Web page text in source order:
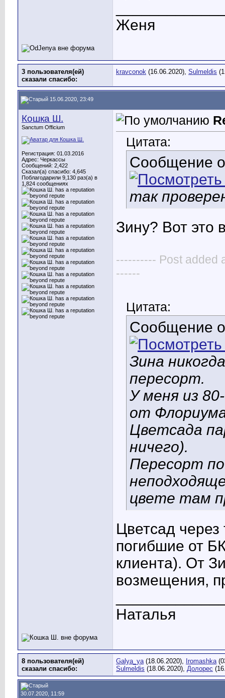
Женя
3 пользователя(ей)
сказали cпасибо:
kravconok (16.06.2020), Sulmeldis
15.06.2020, 23:49
Кошка Ш.
Sanctum Officium
Регистрация: 01.03.2016
Адрес: Черкассы
Сообщений: 2,422
Сказал(а) спасибо: 4,645
Поблагодарили 9,130 раз(а) в
1,824 сообщениях
Цитата:
Сообщение
так
Зину? Вот это
---------- Post added
------
Цитата:
Сообщение
Зина
пересорт.
У меня из
от
Цветсада
ничего).
Пересорт
цвете там
Цветсад
погибшие от
клиента). От
возмещения,
Наталья
8 пользователя(ей)
сказали cпасибо:
Galya_ya(18.06.2020), Iromashka
Sulmeldis (18.06.2020), Долорес
30.07.2020, 11:59